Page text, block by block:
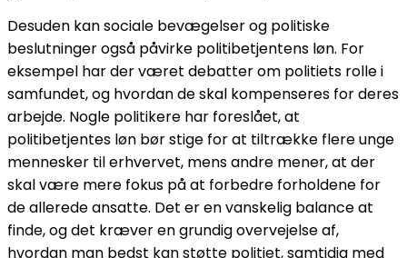
Desuden kan sociale bevægelser og politiske
beslutninger også påvirke politibetjentens løn. For
eksempel har der været debatter om politiets rolle i
samfundet, og hvordan de skal kompenseres for deres
arbejde. Nogle politikere har foreslået, at
politibetjentes løn bør stige for at tiltrække flere unge
mennesker til erhvervet, mens andre mener, at der
skal være mere fokus på at forbedre forholdene for
de allerede ansatte. Det er en vanskelig balance at
finde, og det kræver en grundig overvejelse af,
hvordan man bedst kan støtte politiet, samtidig med